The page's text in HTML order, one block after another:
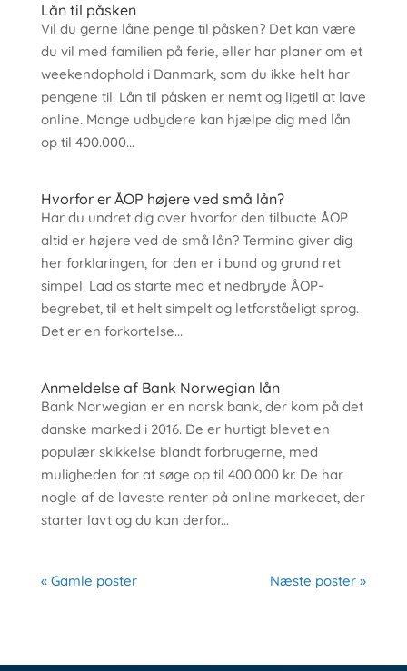
Lån til påsken
Vil du gerne låne penge til påsken? Det kan være
du vil med familien på ferie, eller har planer om et
weekendophold i Danmark, som du ikke helt har
pengene til. Lån til påsken er nemt og ligetil at lave
online. Mange udbydere kan hjælpe dig med lån
op til 400.000...
Hvorfor er ÅOP højere ved små lån?
Har du undret dig over hvorfor den tilbudte ÅOP
altid er højere ved de små lån? Termino giver dig
her forklaringen, for den er i bund og grund ret
simpel. Lad os starte med et nedbryde ÅOP-
begrebet, til et helt simpelt og letforståeligt sprog.
Det er en forkortelse...
Anmeldelse af Bank Norwegian lån
Bank Norwegian er en norsk bank, der kom på det
danske marked i 2016. De er hurtigt blevet en
populær skikkelse blandt forbrugerne, med
muligheden for at søge op til 400.000 kr. De har
nogle af de laveste renter på online markedet, der
starter lavt og du kan derfor...
« Gamle poster Næste poster »